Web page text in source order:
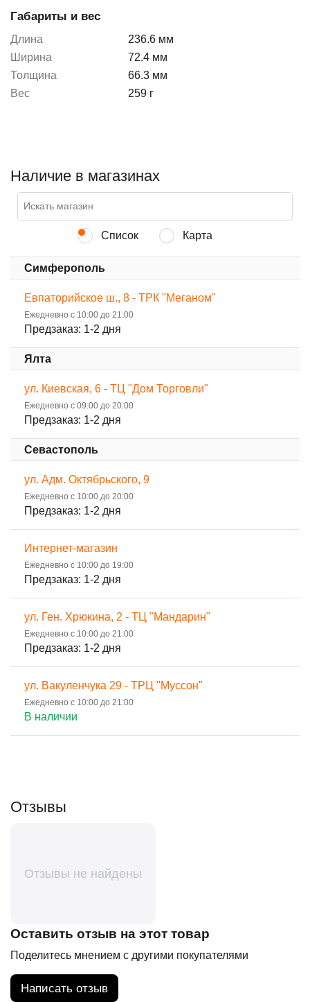
Габариты и вес
Длина
236.6 мм
Ширина
72.4 мм
Толщина
66.3 мм
Вес
259 г
Наличие в магазинах
Список Карта
Симферополь
Евпаторийское ш., 8 - ТРК "Меганом"
Ежедневно с 10:00 до 21:00
Предзаказ: 1-2 дня
Ялта
ул. Киевская, 6 - ТЦ "Дом Торговли"
Ежедневно с 09:00 до 20:00
Предзаказ: 1-2 дня
Севастополь
ул. Адм. Октябрьского, 9
Ежедневно с 10:00 до 20:00
Предзаказ: 1-2 дня
Интернет-магазин
Ежедневно с 10:00 до 19:00
Предзаказ: 1-2 дня
ул. Ген. Хрюкина, 2 - ТЦ "Мандарин"
Ежедневно с 10:00 до 21:00
Предзаказ: 1-2 дня
ул. Вакуленчука 29 - ТРЦ "Муссон"
Ежедневно с 10:00 до 21:00
В наличии
Отзывы
Отзывы не найдены
Оставить отзыв на этот товар
Поделитесь мнением с другими покупателями
Написать отзыв